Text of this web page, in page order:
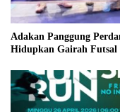
Adakan Panggung
Hidupkan Gairah Futsal